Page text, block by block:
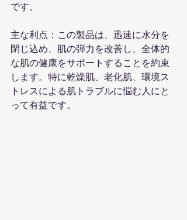
です。
主な利点：この製品は、迅速に水分を
閉じ込め、肌の弾力を改善し、全体的
な肌の健康をサポートすることを約束
します。特に乾燥肌、老化肌、環境ス
トレスによる肌トラブルに悩む人にと
って有益です。